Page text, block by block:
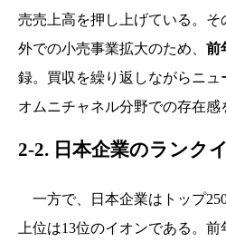
売売上高を押し上げている。
外での小売事業拡大のため、 前
録。買収を繰り返しながらニュ
オムニチャネル分野での存在感
2-2. 日本企業のランク
一方で、日本企業はトップ
上位は13位のイオンである。